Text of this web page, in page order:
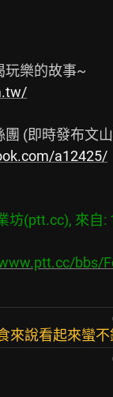
a12425/
坊(ptt.cc), 來自:
bbs/
來說看起來蠻不